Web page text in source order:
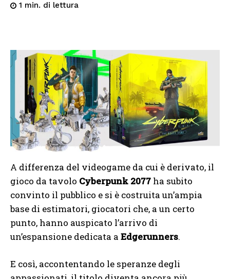
1 min. di lettura
A differenza del videogame da cui è derivato, il
gioco da tavolo Cyberpunk 2077 ha subito
convinto il pubblico e si è costruita un’ampia
base di estimatori, giocatori che, a un certo
punto, hanno auspicato l’arrivo di
un’espansione dedicata a Edgerunners.
E così, accontentando le speranze degli